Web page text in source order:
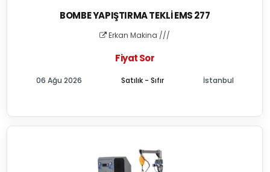
BOMBE YAPIŞTIRMA TEKLI EMS 277
Erkan Makina ///
Fiyat Sor
Satılık - Sıfır
06 Ağu 2026 İstanbul